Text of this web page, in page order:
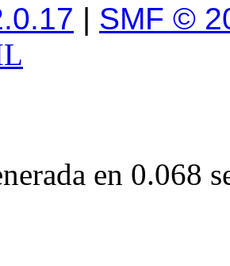
| SMF ©
en 0.068